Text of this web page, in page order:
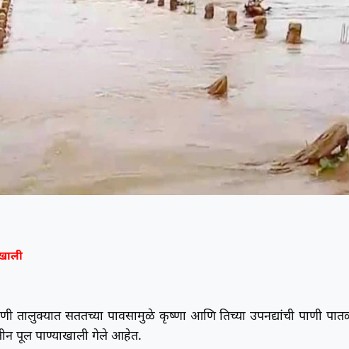
तालुक्यात सततच्या पावसामुळे कृष्णा आणि तिच्या उपनद्यांची पाणी
पूल पाण्याखाली गेले आहेत.